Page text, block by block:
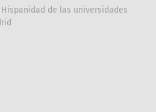
de las universidades